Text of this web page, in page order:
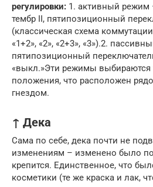
регулировки: 1. активный режим
тембр II, пятипозиционный
(классическая схема коммутации
«1+2», «2», «2+3», «3»).2.
пятипозиционный
«выкл.»Эти режимы выбираются
положения, что расположен
гнездом.
↑ Дека
Сама по себе, дека почти не
изменениям – изменено было
крепится. Единственное, что
косметики (те же краска и лак,